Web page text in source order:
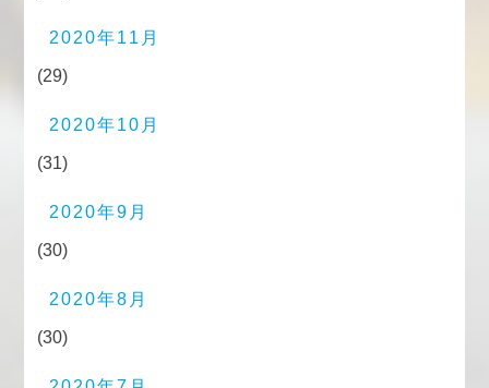
2020年11月
(29)
2020年10月
(31)
2020年9月
(30)
2020年8月
(30)